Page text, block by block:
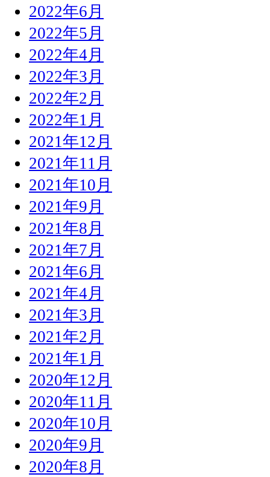
2022年6月
2022年5月
2022年4月
2022年3月
2022年2月
2022年1月
2021年12月
2021年11月
2021年10月
2021年9月
2021年8月
2021年7月
2021年6月
2021年4月
2021年3月
2021年2月
2021年1月
2020年12月
2020年11月
2020年10月
2020年9月
2020年8月